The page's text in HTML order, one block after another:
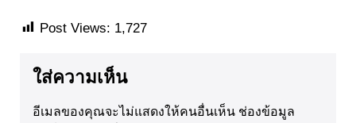
Post Views: 1,727
ใส่ความเห็น
อีเมลของคุณจะไม่แสดงให้คนอื่นเห็น ช่องข้อมูล